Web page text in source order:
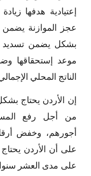
إعتيادية هدفها
عجز الموازنة
بشكل يضمن
موعد إستحقاقها
الناتج المحلي
إن الأردن يحتاج
من أجل رفع
أجورهم، وخفض
على مدى العشر